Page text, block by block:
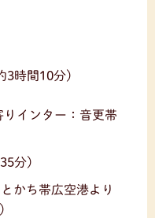
3時間10分)
インター：音更帯
分)
かち帯広空港より